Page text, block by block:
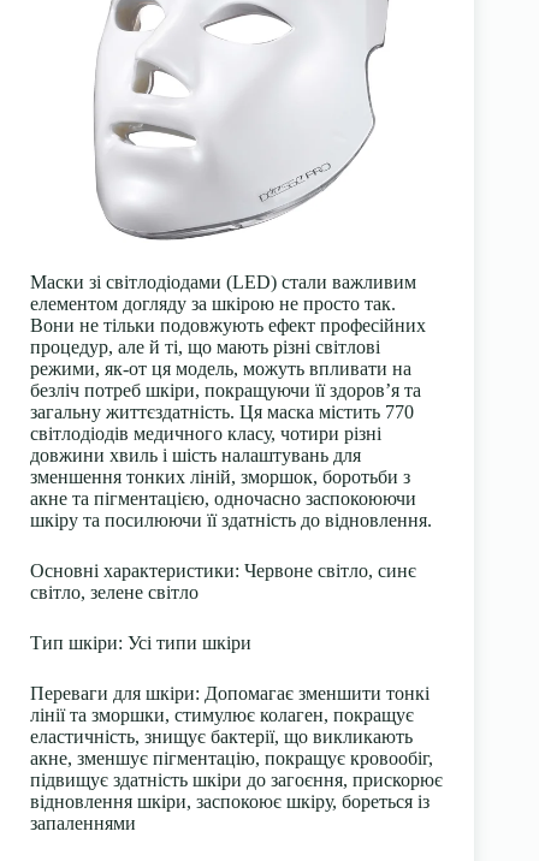
Маски зі світлодіодами (LED) стали важливим
елементом догляду за шкірою не просто так.
Вони не тільки подовжують ефект професійних
процедур, але й ті, що мають різні світлові
режими, як-от ця модель, можуть впливати на
безліч потреб шкіри, покращуючи її здоров’я та
загальну життєздатність. Ця маска містить 770
світлодіодів медичного класу, чотири різні
довжини хвиль і шість налаштувань для
зменшення тонких ліній, зморшок, боротьби з
акне та пігментацією, одночасно заспокоюючи
шкіру та посилюючи її здатність до відновлення.
Основні характеристики: Червоне світло, синє
світло, зелене світло
Тип шкіри: Усі типи шкіри
Переваги для шкіри: Допомагає зменшити тонкі
лінії та зморшки, стимулює колаген, покращує
еластичність, знищує бактерії, що викликають
акне, зменшує пігментацію, покращує кровообіг,
підвищує здатність шкіри до загоєння, прискорює
відновлення шкіри, заспокоює шкіру, бореться із
запаленнями